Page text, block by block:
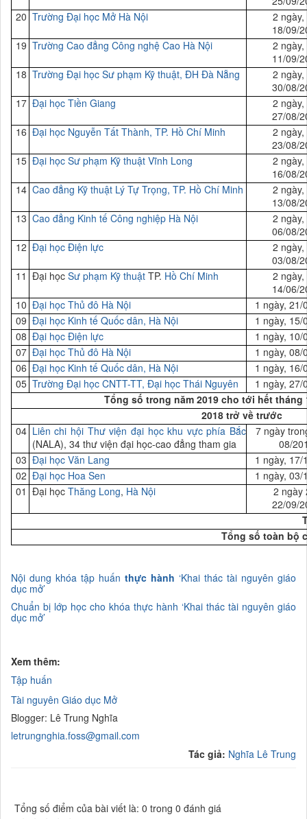
20 Trường Đại học Mở Hà Nội
2
18/09/
19 Trường Cao đẳng Công nghệ Cao Hà Nội
2
11/09/
18 Trường Đại học Sư phạm Kỹ thuật, ĐH Đà Nẵng
2
30/08/
17 Đại học Tiền Giang
2
27/08/
16 Đại học Nguyễn Tất Thành, TP. Hồ Chí Minh
2
23/08/
15 Đại học Sư phạm Kỹ thuật Vĩnh Long
2
16/08/
14 Cao đẳng Kỹ thuật Lý Tự Trọng, TP. Hồ Chí Minh
2
13/08/
13 Cao đẳng Kinh tế Công nghiệp Hà Nội
2
06/08/
12 Đại học Điện lực
2
03/08/
11 Đại học Sư phạm Kỹ thuậtTP. Hồ Chí Minh
2
14/06/
10 Đại học Thủ đô Hà Nội
1 ngày, 21/
09 Đại học Kinh tế Quốc dân, Hà Nội
1 ngày, 15/
08 Đại học Điện lực
1 ngày, 10/
07 Đại học Thủ đô Hà Nội
1 ngày, 08/
06 Đại học Kinh tế Quốc dân, Hà Nội
1 ngày, 16/
05 Trường Đại học CNTT-TT, Đại học Thái Nguyên
1 ngày, 27/
Tổng số trong năm 2019 cho tới hết tháng
2018 trở về trước
04 Liên chi hội Thư viện đại học khu vực phía Bắc
(NALA), 34 thư viện đại học-cao đẳng tham gia
7 ngày
08/
03 Đại học Văn Lang
1 ngày, 17/
02 Đại học Hoa Sen
1 ngày, 03/
01 Đại học Thăng Long, Hà Nội
2 ngày
22/09/
Tổng số toàn bộ
Nội dung khóa tập huấn thực hành ‘Khai thác tài nguyên giáo
dục mở’
Chuẩn bị lớp học cho khóa thực hành ‘Khai thác tài nguyên giáo
dục mở’
Xem thêm:
Tập huấn
Tài nguyên Giáo dục Mở
Blogger: Lê Trung Nghĩa
letrungnghia.foss@gmail.com
Tác giả: Nghĩa Lê Trung
Tổng số điểm của bài viết là: 0 trong 0 đánh giá